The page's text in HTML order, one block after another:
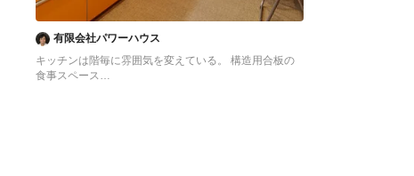
有限会社パワーハウス
キッチンは階毎に雰囲気を変えている。 構造用合板の
食事スペース